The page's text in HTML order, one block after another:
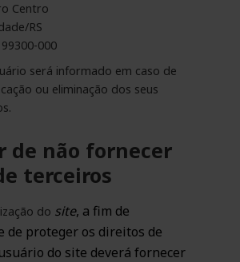
Centro
RS
99300-000
será informado em caso de
ou eliminação dos seus
de não fornecer
terceiros
do site, a fim de
de proteger os direitos de
do site deverá fornecer